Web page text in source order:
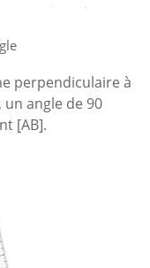
perpendiculaire à
un angle de 90
[AB].